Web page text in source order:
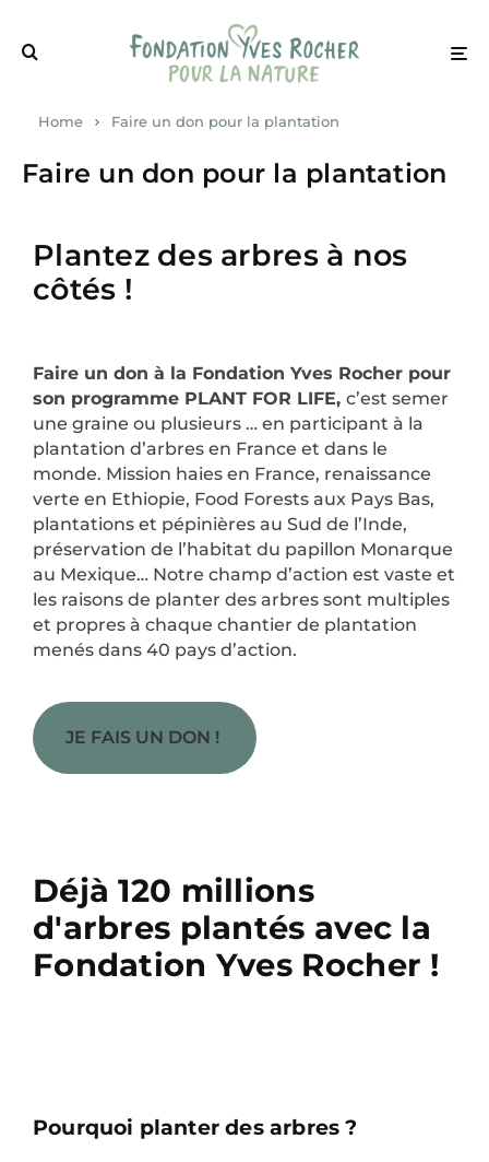
Home Faire un don pour la plantation
Faire un don pour la plantation
Plantez des arbres à nos
côtés !
Faire un don à la Fondation Yves Rocher pour
son programme PLANT FOR LIFE, c’est semer
une graine ou plusieurs … en participant à la
plantation d’arbres en France et dans le
monde. Mission haies en France, renaissance
verte en Ethiopie, Food Forests aux Pays Bas,
plantations et pépinières au Sud de l’Inde,
préservation de l’habitat du papillon Monarque
au Mexique… Notre champ d’action est vaste et
les raisons de planter des arbres sont multiples
et propres à chaque chantier de plantation
menés dans 40 pays d’action.
JE FAIS UN DON ! ​
Déjà 120 millions
d'arbres plantés avec la
Fondation Yves Rocher !
Pourquoi planter des arbres ?